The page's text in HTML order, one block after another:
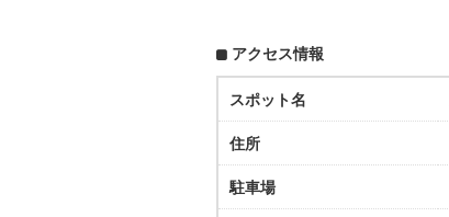
アクセス情報
スポット名
住所
駐車場